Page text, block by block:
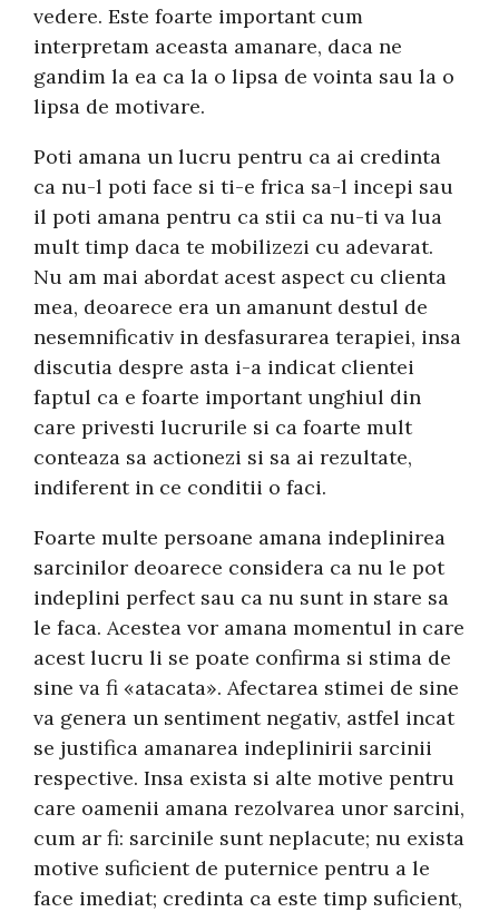
vedere. Este foarte important cum
interpretam aceasta amanare, daca ne
gandim la ea ca la o lipsa de vointa sau la o
lipsa de motivare.
Poti amana un lucru pentru ca ai credinta
ca nu-l poti face si ti-e frica sa-l incepi sau
il poti amana pentru ca stii ca nu-ti va lua
mult timp daca te mobilizezi cu adevarat.
Nu am mai abordat acest aspect cu clienta
mea, deoarece era un amanunt destul de
nesemnificativ in desfasurarea terapiei, insa
discutia despre asta i-a indicat clientei
faptul ca e foarte important unghiul din
care privesti lucrurile si ca foarte mult
conteaza sa actionezi si sa ai rezultate,
indiferent in ce conditii o faci.
Foarte multe persoane amana indeplinirea
sarcinilor deoarece considera ca nu le pot
indeplini perfect sau ca nu sunt in stare sa
le faca. Acestea vor amana momentul in care
acest lucru li se poate confirma si stima de
sine va fi «atacata». Afectarea stimei de sine
va genera un sentiment negativ, astfel incat
se justifica amanarea indeplinirii sarcinii
respective. Insa exista si alte motive pentru
care oamenii amana rezolvarea unor sarcini,
cum ar fi: sarcinile sunt neplacute; nu exista
motive suficient de puternice pentru a le
face imediat; credinta ca este timp suficient,